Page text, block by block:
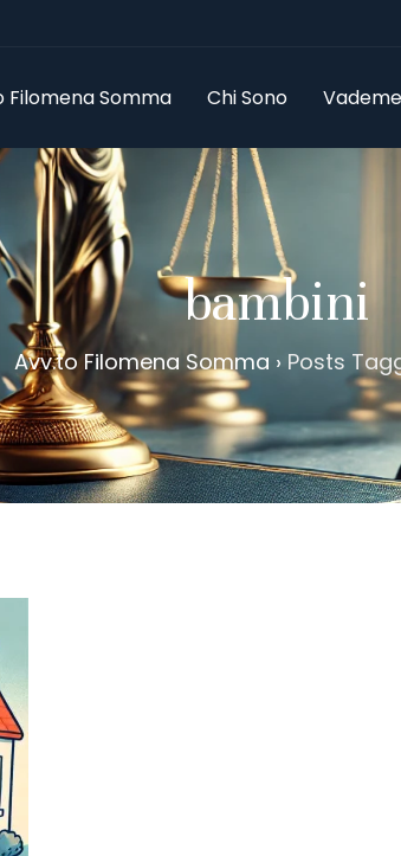
Filomena Somma Chi Sono
bambini
Avv.to Filomena Somma › Posts